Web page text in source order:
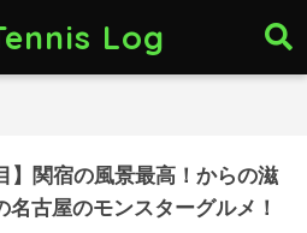
Log
】関宿の風景最高！からの滋
古屋のモンスターグルメ！